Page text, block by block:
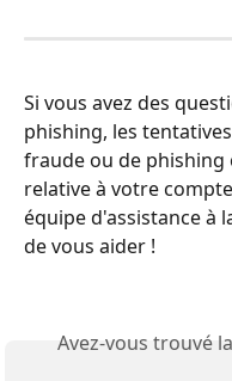
Si vous avez des
phishing, les
fraude ou de
relative à votre
équipe d'assistance à
de vous aider !
Avez-vous trouvé